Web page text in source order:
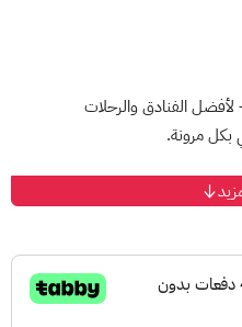
بكل مرونة.
أو موقع المسافر
الحجز